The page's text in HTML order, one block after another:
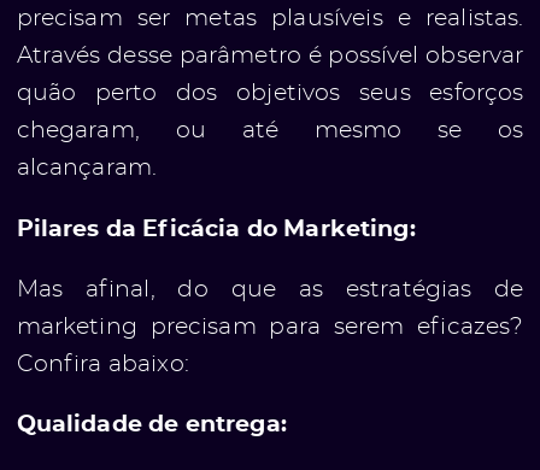
precisam ser metas plausíveis e realistas.
Através desse parâmetro é possível observar
quão perto dos objetivos seus esforços
chegaram, ou até mesmo se os
alcançaram.
Pilares da Eficácia do Marketing:
Mas afinal, do que as estratégias de
marketing precisam para serem eficazes?
Confira abaixo:
Qualidade de entrega: